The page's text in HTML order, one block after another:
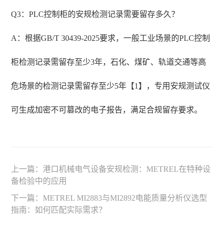
Q3：PLC控制柜的安规检测记录需要留存多久？
A：根据GB/T 30439-2025要求，一般工业场景的PLC控制
柜检测记录需留存至少3年，石化、煤矿、轨道交通等高
危场景的检测记录需留存至少5年【1】，专用安规测试仪
可生成加密不可篡改的电子报告，满足合规留存要求。
上一篇： 港口机械电气设备安规检测：METREL在特种设
备检验中的应用
下一篇：METREL MI2883与MI2892电能质量分析仪选型
指南：如何匹配实际需求？